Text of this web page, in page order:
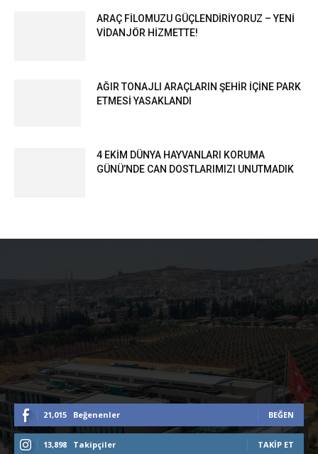
ARAÇ FİLOMUZU GÜÇLENDİRİYORUZ – YENİ
VİDANJÖR HİZMETTE!
AĞIR TONAJLI ARAÇLARIN ŞEHİR İÇİNE PARK
ETMESİ YASAKLANDI
4 EKİM DÜNYA HAYVANLARI KORUMA
GÜNÜ’NDE CAN DOSTLARIMIZI UNUTMADIK
21,015 Beğenenler BEĞEN
13,898 Takipçiler TAKIP ET